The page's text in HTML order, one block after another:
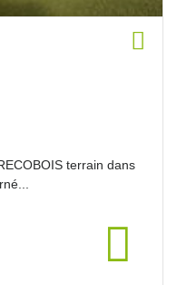
terrain dans